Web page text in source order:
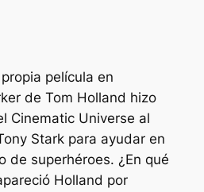
película en
de Tom Holland hizo
Cinematic Universe al
Stark para ayudar en
de superhéroes. ¿En qué
Holland por